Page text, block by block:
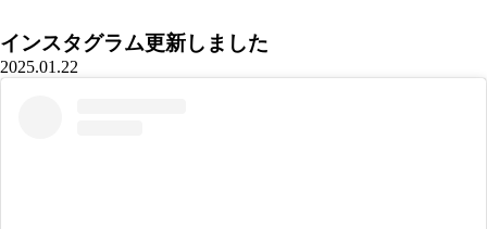
インスタグラム更新しました
2025.01.22